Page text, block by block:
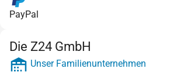
PayPal
Die Z24 GmbH
Unser Familienunternehmen